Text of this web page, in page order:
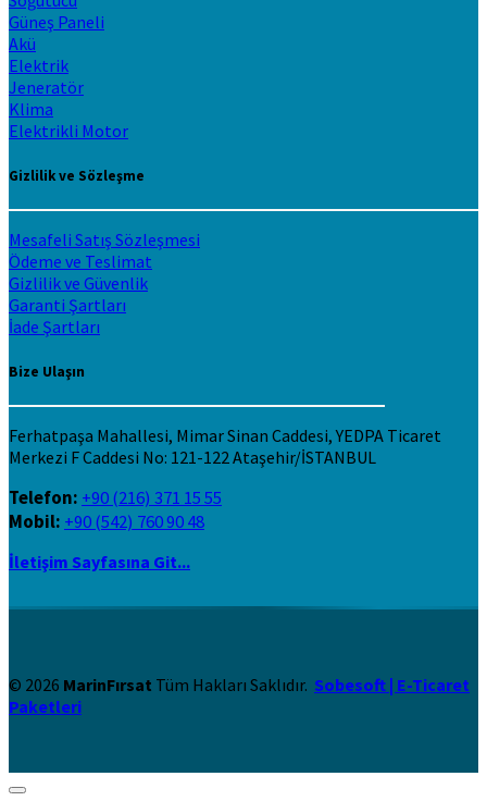
Güneş Paneli
Akü
Elektrik
Jeneratör
Klima
Elektrikli Motor
Gizlilik ve Sözleşme
Mesafeli Satış Sözleşmesi
Ödeme ve Teslimat
Gizlilik ve Güvenlik
Garanti Şartları
İade Şartları
Bize Ulaşın
Ferhatpaşa Mahallesi, Mimar Sinan Caddesi, YEDPA Ticaret
Merkezi F Caddesi No: 121-122 Ataşehir/İSTANBUL
Telefon: +90 (216) 371 15 55
Mobil: +90 (542) 760 90 48
İletişim Sayfasına Git...
© 2026 MarinFırsat Tüm Hakları Saklıdır. Sobesoft | E-Ticaret
Paketleri